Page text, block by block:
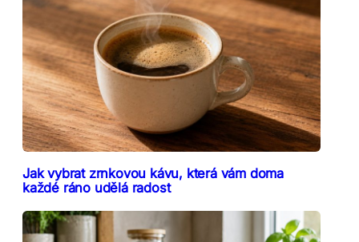
Jak vybrat zrnkovou kávu, která vám doma
každé ráno udělá radost